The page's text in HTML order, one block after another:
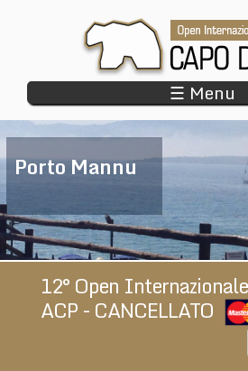
☰ Menu
Porto Mannu
Il paradiso degli scacchi
12° Open
ACP - CANCELLATO